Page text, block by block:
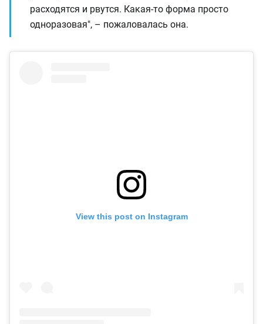
расходятся и рвутся. Какая-то форма просто
одноразовая", – пожаловалась она.
View this post on Instagram